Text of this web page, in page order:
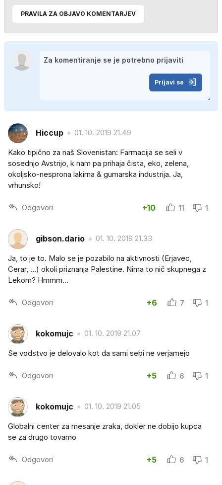
PRAVILA ZA OBJAVO KOMENTARJEV
Prijavi se
Hiccup 01. 10. 2019 21.49
Kako tipično za naš Slovenistan: Farmacija se seli v
sosednjo Avstrijo, k nam pa prihaja čista, eko, zelena,
okoljsko-nesprona lakirna & gumarska industrija. Ja,
vrhunsko!
Odgovori +10 11 1
gibson.dario 01. 10. 2019 21.33
Ja, to je to. Malo se je pozabilo na aktivnosti (Erjavec,
Cerar, ...) okoli priznanja Palestine. Nima to nič skupnega z
Lekom? Hmmm...
Odgovori +6 7 1
kokomujc 01. 10. 2019 21.07
Se vodstvo je delovalo kot da sami sebi ne verjamejo
Odgovori +5 6 1
kokomujc 01. 10. 2019 21.05
Globalni center za mesanje zraka, dokler ne dobijo kupca
se za drugo tovarno
Odgovori +5 6 1